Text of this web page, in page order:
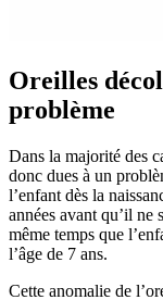
Oreilles
problème
Dans la majorité des
donc dues à un
l’enfant dès la
années avant qu’il
même temps que
l’âge de 7 ans.
Cette anomalie de